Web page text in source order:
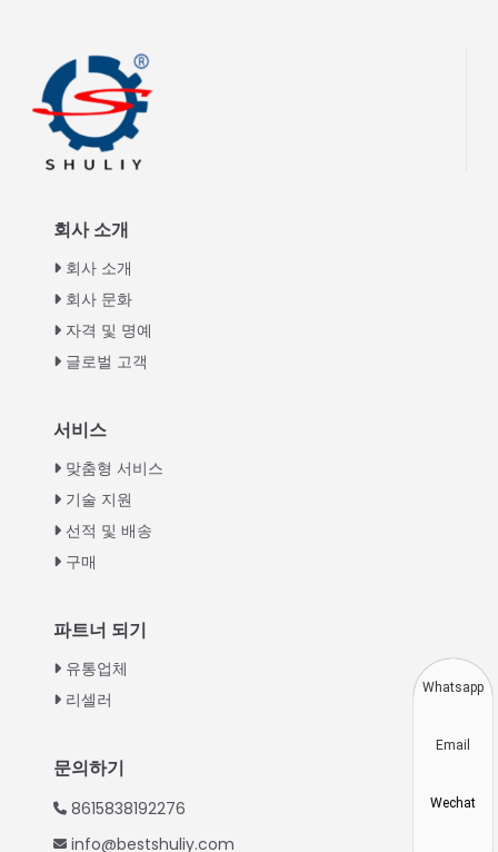
회사 소개
회사 소개
회사 문화
자격 및 명예
글로벌 고객
서비스
맞춤형 서비스
기술 지원
선적 및 배송
구매
파트너 되기
유통업체
리셀러
문의하기
8615838192276
info@bestshuliy.com
Vietnamese
Thai
Turkish
Swahili
Urdu
Greek
Italian
Whatsapp
Email
Wechat